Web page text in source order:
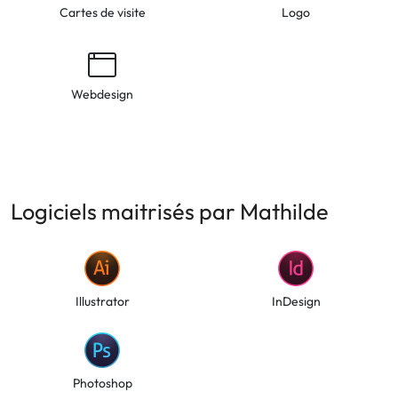
Cartes de visite Logo
Webdesign
Logiciels maitrisés par Mathilde
Illustrator InDesign
Photoshop